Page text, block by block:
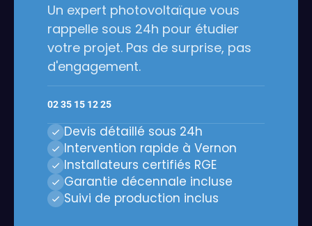
Un expert photovoltaïque vous
rappelle sous 24h pour étudier
votre projet. Pas de surprise, pas
d'engagement.
02 35 15 12 25
Devis détaillé sous 24h
Intervention rapide à Vernon
Installateurs certifiés RGE
Garantie décennale incluse
Suivi de production inclus